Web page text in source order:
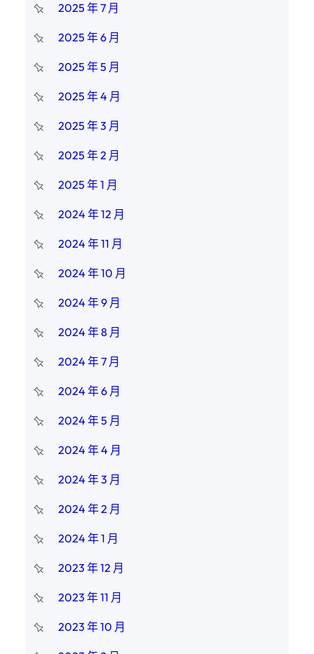
2025 年 7 月
2025 年 6 月
2025 年 5 月
2025 年 4 月
2025 年 3 月
2025 年 2 月
2025 年 1 月
2024 年 12 月
2024 年 11 月
2024 年 10 月
2024 年 9 月
2024 年 8 月
2024 年 7 月
2024 年 6 月
2024 年 5 月
2024 年 4 月
2024 年 3 月
2024 年 2 月
2024 年 1 月
2023 年 12 月
2023 年 11 月
2023 年 10 月